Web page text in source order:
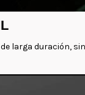
larga duración,